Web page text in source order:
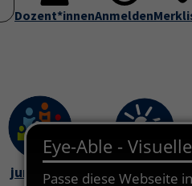
Submenu for "Über uns"
Service Submenu for
vhs-Kursfinder
Dozent*innenAnmelden
junge vhs vhs im Sommer